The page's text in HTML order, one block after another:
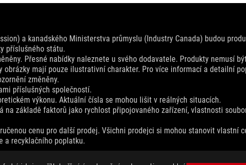
a kanadského Ministerstva průmyslu (Industry Canada) budou
příslušného státu.
Přesné nabídky naleznete u svého dodavatele. Produkty nemusí
mají pouze ilustrativní charakter. Pro více informací a detailní
změněny.
příslušných společností.
výkonu. Aktuální čísla se mohou lišit v reálných situacích.
na základě faktorů jako rychlost připojovaného zařízení, vlastnosti
cenu pro další prodej. Všichni prodejci si mohou stanovit vlastní
a recyklačního poplatku.